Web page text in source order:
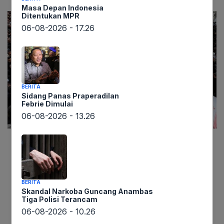
Lintaswarta.co.id – Eskalasi konflik di jantung
Timur Tengah telah mencapai titik
mengkhawatirkan, menyusul serangan yang
dilancarkan Amerika Serikat (AS) dan Israel
terhadap Iran pada 28 Februari lalu. Sejak
momen tersebut, gelombang kekerasan
Masa Depan Indonesia
Ditentukan MPR
06-08-2026 - 17.26
BERITA
Sidang Panas Praperadilan
Febrie Dimulai
06-08-2026 - 13.26
BERITA
Skandal Narkoba Guncang Anambas
Tiga Polisi Terancam
06-08-2026 - 10.26